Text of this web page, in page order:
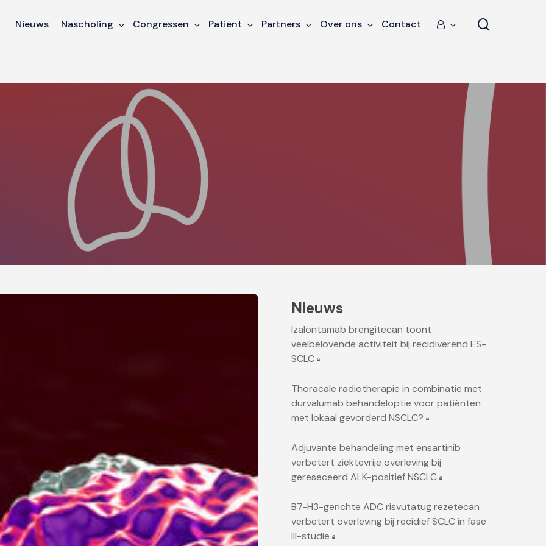
Nieuws Nascholing Congressen Patiënt Partners Over ons Contact
Nieuws
Izalontamab brengitecan toont
veelbelovende activiteit bij recidiverend ES-
SCLC
Thoracale radiotherapie in combinatie met
durvalumab behandeloptie voor patiënten
met lokaal gevorderd NSCLC?
Adjuvante behandeling met ensartinib
verbetert ziektevrije overleving bij
gereseceerd ALK-positief NSCLC
B7-H3-gerichte ADC risvutatug rezetecan
verbetert overleving bij recidief SCLC in fase
III-studie